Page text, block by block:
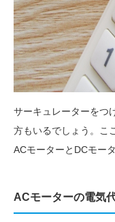
サーキュレーターをつ
方もいるでしょう。こ
ACモーターとDCモー
ACモーターの電気